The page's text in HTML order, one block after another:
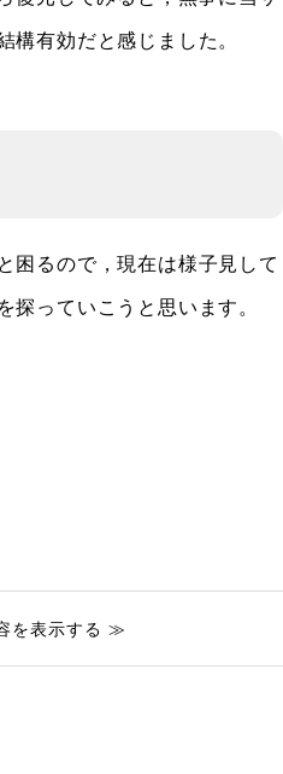
構有効だと感じました。
困るので，現在は様子見して
っていこうと思います。
を表示する ≫